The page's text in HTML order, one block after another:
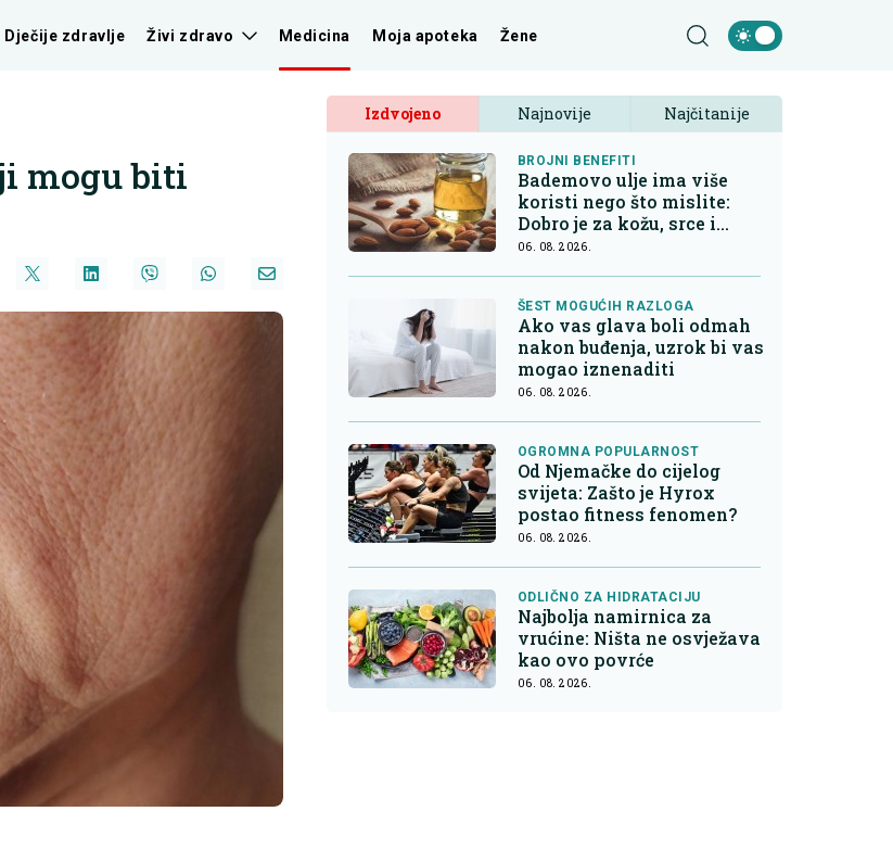
Dječije zdravlje Živi zdravo Medicina Moja apoteka Žene
mogu biti
Izdvojeno Najnovije Najčitanije
BROJNI BENEFITI
Bademovo ulje ima više
koristi nego što mislite:
Dobro je za kožu, srce i
kontrolu apetita
06. 08. 2026.
ŠEST MOGUĆIH RAZLOGA
Ako vas glava boli odmah
nakon buđenja, uzrok bi vas
mogao iznenaditi
06. 08. 2026.
OGROMNA POPULARNOST
Od Njemačke do cijelog
svijeta: Zašto je Hyrox
postao fitness fenomen?
06. 08. 2026.
ODLIČNO ZA HIDRATACIJU
Najbolja namirnica za
vrućine: Ništa ne osvježava
kao ovo povrće
06. 08. 2026.